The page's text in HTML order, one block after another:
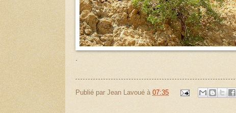
Publié par Jean Lavoué à 07:35